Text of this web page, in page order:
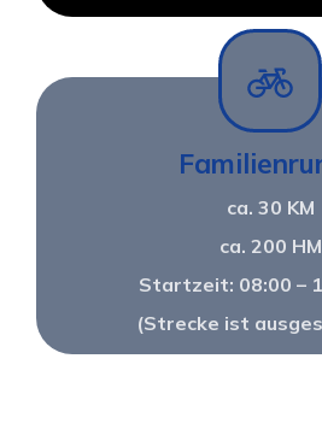
ca. 30 KM
ca. 200 HM
Startzeit: 08:00 –
(Strecke ist